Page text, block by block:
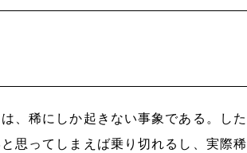
、稀にしか起きない事象である。した
思ってしまえば乗り切れるし、実際稀